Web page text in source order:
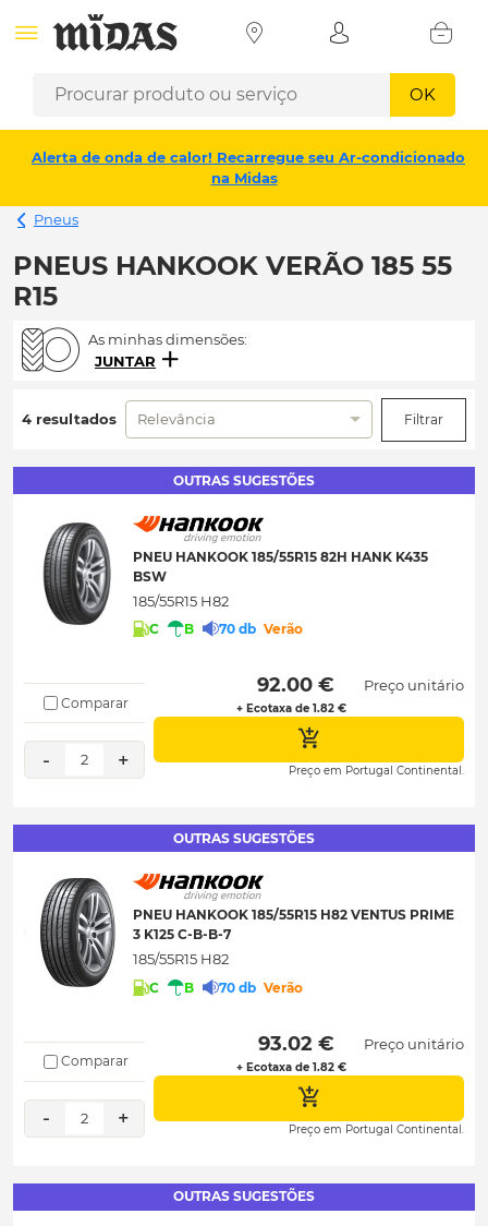
OK
Alerta de onda de calor! Recarregue seu Ar-condicionado
na Midas
Pneus
PNEUS HANKOOK VERÃO 185 55
R15
As minhas dimensões:
JUNTAR
4 resultados Relevância Filtrar
OUTRAS SUGESTÕES
PNEU HANKOOK 185/55R15 82H HANK K435
BSW
185/55R15 H82
C B 70 db Verão
Comparar
- 2 +
92.00 €
+ Ecotaxa de 1.82 €
Preço unitário
Preço em Portugal Continental.
OUTRAS SUGESTÕES
PNEU HANKOOK 185/55R15 H82 VENTUS PRIME
3 K125 C-B-B-7
185/55R15 H82
C B 70 db Verão
Comparar
- 2 +
93.02 €
+ Ecotaxa de 1.82 €
Preço unitário
Preço em Portugal Continental.
OUTRAS SUGESTÕES